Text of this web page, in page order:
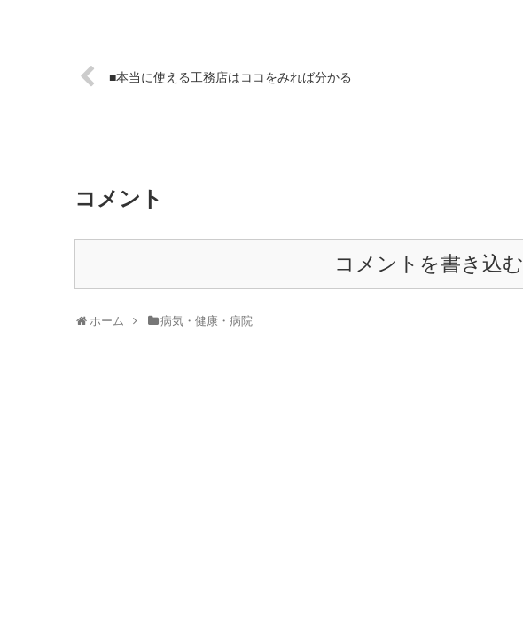
■本当に使える工務店はココをみれば分かる
コメント
コメントを書き込む
ホーム 病気・健康・病院